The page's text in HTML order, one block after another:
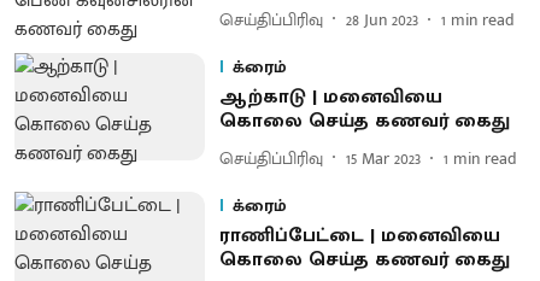
செய்திப்பிரிவு 28 Jun 2023 1 min read
க்ரைம்
ஆற்காடு | மனைவியை
கொலை செய்த கணவர் கைது
செய்திப்பிரிவு 15 Mar 2023 1 min read
க்ரைம்
ராணிப்பேட்டை | மனைவியை
கொலை செய்த கணவர் கைது